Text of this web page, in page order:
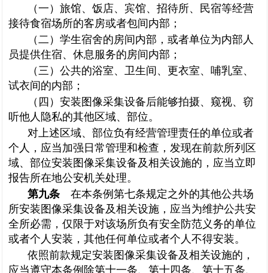
（一）旅馆、饭店、宾馆、招待所、民宿等经营
接待食宿场所的客房或者包间内部；
（二）学生宿舍的房间内部，或者单位为内部人
员提供住宿、休息服务的房间内部；
（三）公共的浴室、卫生间、更衣室、哺乳室、
试衣间的内部；
（四）安装图像采集设备后能够拍摄、窥视、窃
听他人隐私的其他区域、部位。
对上述区域、部位负有经营管理责任的单位或者
个人，应当加强日常管理和检查，发现在前款所列区
域、部位安装图像采集设备及相关设施的，应当立即
报告所在地公安机关处理。
第九条 在本条例第七条规定之外的其他公共场
所安装图像采集设备及相关设施，应当为维护公共安
全所必需，仅限于对该场所负有安全防范义务的单位
或者个人安装，其他任何单位或者个人不得安装。
依照前款规定安装图像采集设备及相关设施的，
应当遵守本条例除第十一条、第十四条、第十五条、